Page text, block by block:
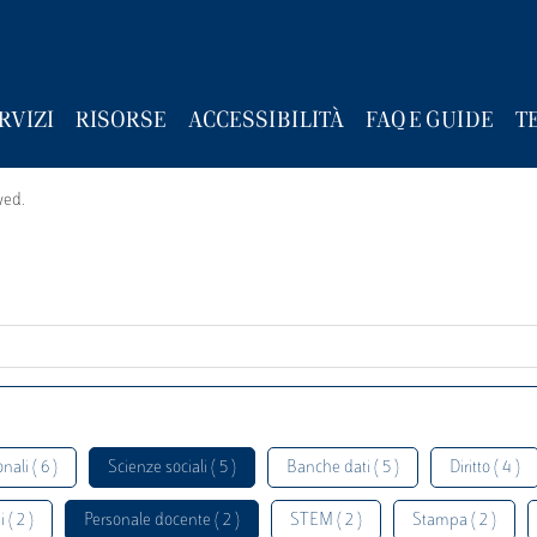
RISORSE ACCESSIBILITÀ FAQ E GUIDE
( 6 ) Scienze sociali ( 5 ) Banche dati ( 5 ) Diritto ( 4 )
( 2 ) Personale docente ( 2 ) STEM ( 2 ) Stampa ( 2 )